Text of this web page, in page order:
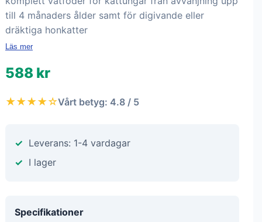
till 4 månaders ålder samt för digivande eller
dräktiga honkatter
Läs mer
588 kr
★★★★☆Vårt betyg: 4.8 / 5
Leverans: 1-4 vardagar
I lager
Specifikationer